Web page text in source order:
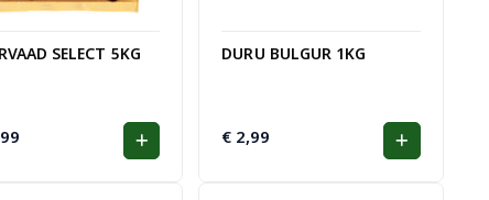
SELECT 5KG DURU BULGUR 1KG
€ 2,99